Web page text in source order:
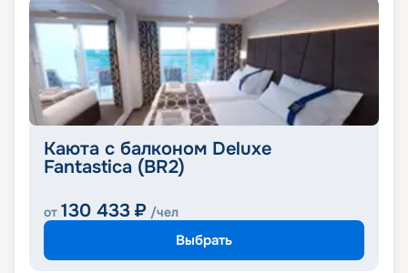
Каюта с балконом Deluxe
Fantastica (BR2)
от 130 433 ₽ /чел
Выбрать